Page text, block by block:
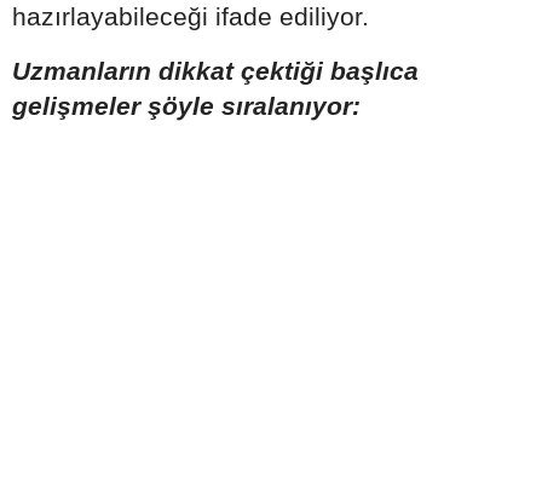
hazırlayabileceği ifade ediliyor.
Uzmanların dikkat çektiği başlıca
gelişmeler şöyle sıralanıyor: